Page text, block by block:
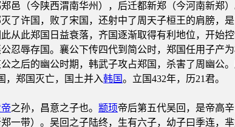
邑（今陕西渭南华州），后迁都新郑（今河南新郑
了许国，败了宋国，还射中了周天子桓王的肩膀，
从此郑国日益衰落，齐国逐渐取得有利地位，开
忍辱存国。襄公下传四代到简公时，郑国任用子
之后的幽公时期，韩武子攻占郑国，杀害了周幽公
，郑国灭亡，国土并入韩国。立国432年，历21君。
之孙，昌意之子也。 颛顼帝后第五代吴回，是帝高
一带）。吴回之子陆终，生有六子，幼子曰季连，